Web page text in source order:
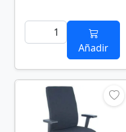
Añadir